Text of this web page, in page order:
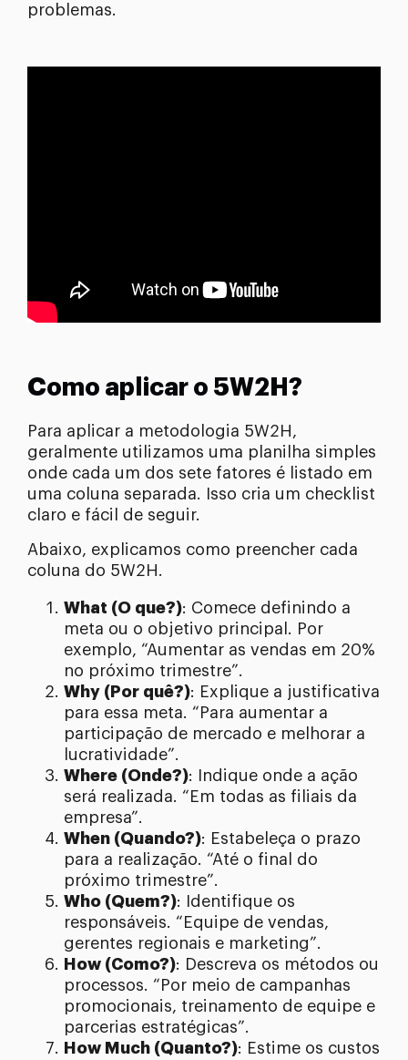
problemas.
Como aplicar o 5W2H?
Para aplicar a metodologia 5W2H,
geralmente utilizamos uma planilha simples
onde cada um dos sete fatores é listado em
uma coluna separada. Isso cria um checklist
claro e fácil de seguir.
Abaixo, explicamos como preencher cada
coluna do 5W2H.
What (O que?): Comece definindo a
meta ou o objetivo principal. Por
exemplo, “Aumentar as vendas em 20%
no próximo trimestre”.
Why (Por quê?): Explique a justificativa
para essa meta. “Para aumentar a
participação de mercado e melhorar a
lucratividade”.
Where (Onde?): Indique onde a ação
será realizada. “Em todas as filiais da
empresa”.
When (Quando?): Estabeleça o prazo
para a realização. “Até o final do
próximo trimestre”.
Who (Quem?): Identifique os
responsáveis. “Equipe de vendas,
gerentes regionais e marketing”.
How (Como?): Descreva os métodos ou
processos. “Por meio de campanhas
promocionais, treinamento de equipe e
parcerias estratégicas”.
How Much (Quanto?): Estime os custos